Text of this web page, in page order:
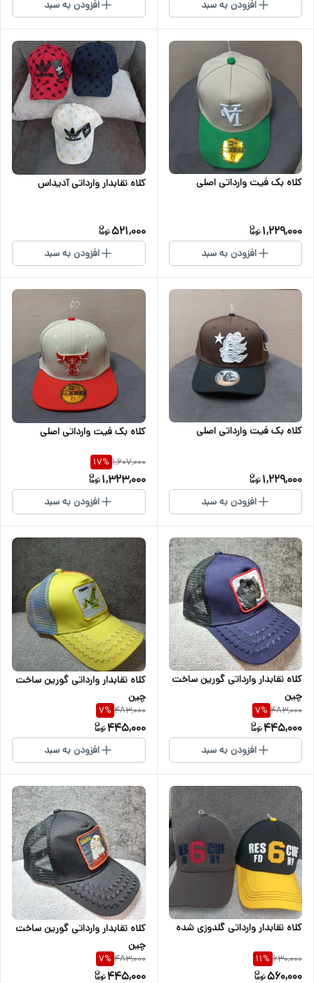
افزودن به سبد افزودن به سبد
کلاه بک فیت وارداتی اصلی
1,229,000
افزودن به سبد
کلاه نقابدار وارداتی آدیداس
521,000
افزودن به سبد
کلاه بک فیت وارداتی اصلی
1,229,000
افزودن به سبد
کلاه بک فیت وارداتی اصلی
1,607,000
17%
1,323,000
افزودن به سبد
کلاه نقابدار وارداتی گورین ساخت
چین
483,000
7%
445,000
افزودن به سبد
کلاه نقابدار وارداتی گورین ساخت
چین
483,000
7%
445,000
افزودن به سبد
کلاه نقابدار وارداتی گلدوزی شده
630,000
11%
560,000
کلاه نقابدار وارداتی گورین ساخت
چین
483,000
7%
445,000